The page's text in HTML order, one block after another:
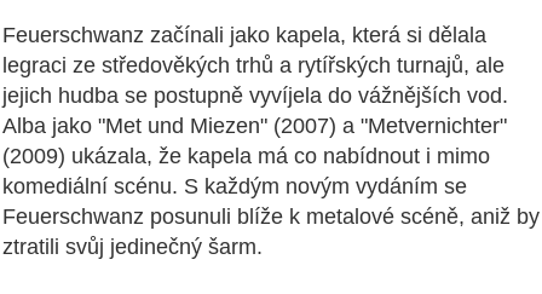
Feuerschwanz začínali jako kapela, která si dělala
legraci ze středověkých trhů a rytířských turnajů, ale
jejich hudba se postupně vyvíjela do vážnějších vod.
Alba jako "Met und Miezen" (2007) a "Metvernichter"
(2009) ukázala, že kapela má co nabídnout i mimo
komediální scénu. S každým novým vydáním se
Feuerschwanz posunuli blíže k metalové scéně, aniž by
ztratili svůj jedinečný šarm.